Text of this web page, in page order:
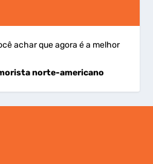
achar que agora é a melhor
norte-americano